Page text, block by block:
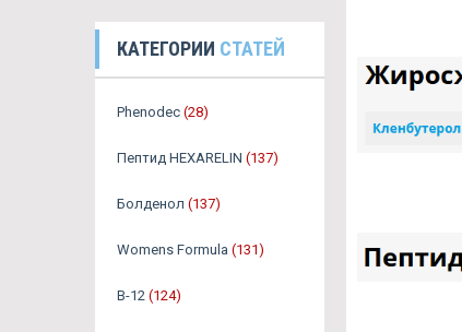
КАТЕГОРИИ СТАТЕЙ
Phenodec (28)
Пептид HEXARELIN (137)
Болденол (137)
Womens Formula (131)
B-12 (124)